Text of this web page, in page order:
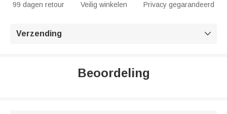
99 dagen retour Veilig winkelen Privacy gegarandeerd
Verzending 
Beoordeling